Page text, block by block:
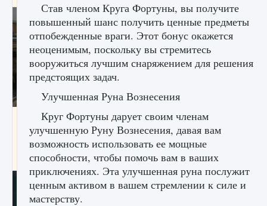
Как исправить текстовую ошибку
пользовательского интерфейса Delta
Force Hawk Ops
9 августа 2024 1 945 0 0
Став членом Круга Фортуны, вы получите
повышенный шанс получить ценные предметы
отпобежденные враги. Этот бонус окажется
неоценимым, поскольку вы стремитесь
вооружиться лучшим снаряжением для решения
предстоящих задач.
Улучшенная Руна Вознесения
Круг Фортуны дарует своим членам
улучшенную Руну Вознесения, давая вам
возможность использовать ее мощные
способности, чтобы помочь вам в ваших
приключениях. Эта улучшенная руна послужит
ценным активом в вашем стремлении к силе и
мастерству.